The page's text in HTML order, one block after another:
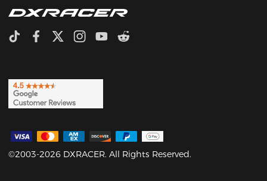
©2003-2026 DXRACER. All Rights Reserved.